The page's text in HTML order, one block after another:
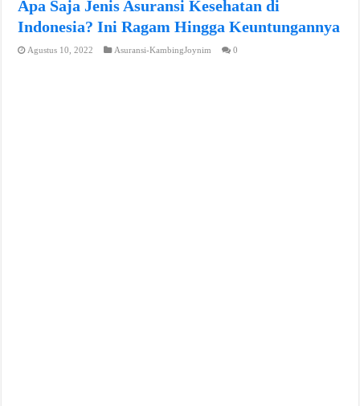
Apa Saja Jenis Asuransi Kesehatan di
Indonesia? Ini Ragam Hingga Keuntungannya
Agustus 10, 2022 Asuransi-KambingJoynim 0